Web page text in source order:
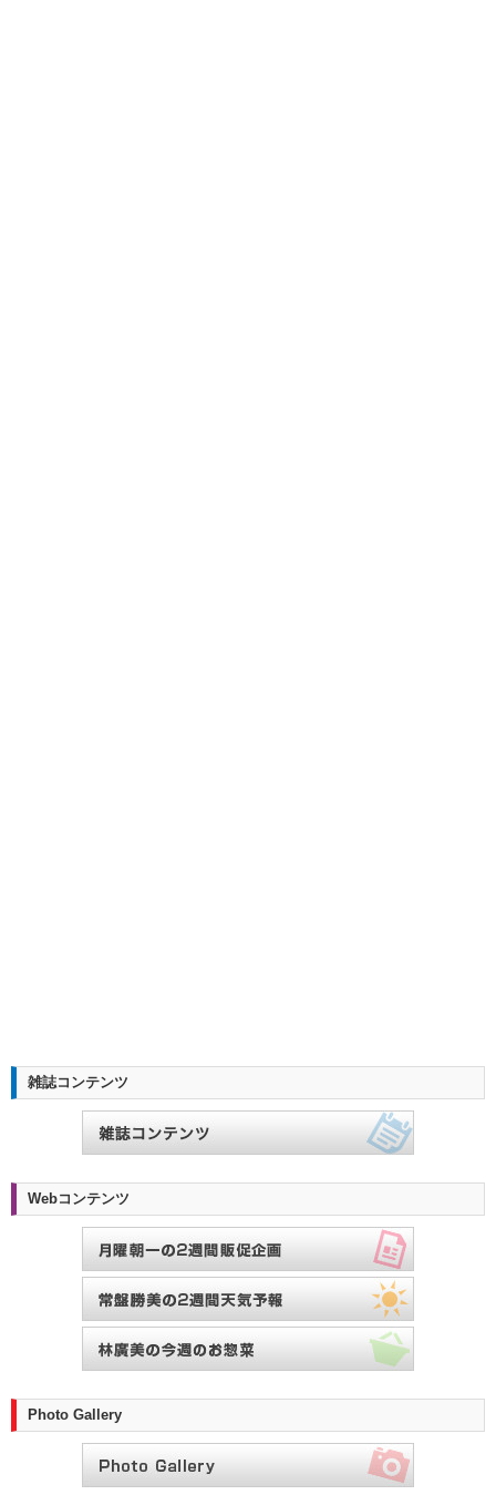
雑誌コンテンツ
Webコンテンツ
Photo Gallery